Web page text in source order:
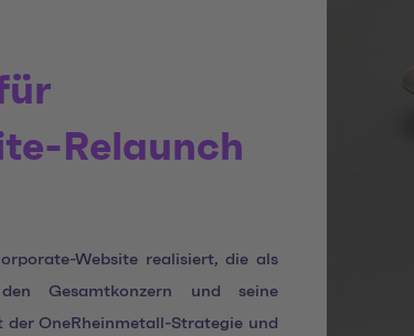
Relaunch
Website realisiert, die als
Gesamtkonzern und seine
der OneRheinmetall -Strategie und